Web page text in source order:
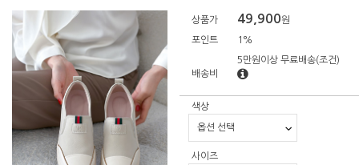
상품가 49,900원
포인트 1%
배송비
5만원이상 무료배송(조건)
색상
사이즈